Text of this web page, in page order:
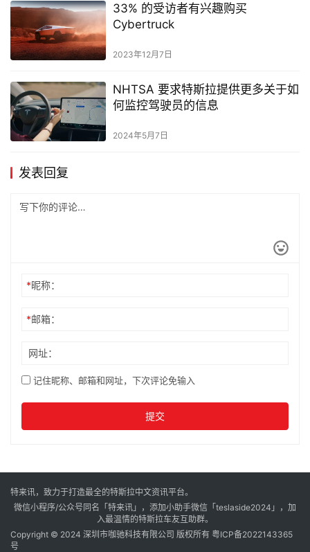
33% 的受访者有兴趣购买
Cybertruck
2023年12月7日
NHTSA 要求特斯拉提供更多关于如
何监控驾驶员的信息
2024年5月7日
发表回复
*昵称：
*邮箱：
网址：
记住昵称、邮箱和网址，下次评论免输入
提交
特来讯，致力于打造最全的特斯拉中文资讯平台。
微信小程序/公众号同名「特来讯」，添加小助手微信「teslaside2024」，加
入最温情的特斯拉车友互助群。
Copyright © 2024 深圳市咖驰科技有限公司 版权所有 粤ICP备2022143365
号